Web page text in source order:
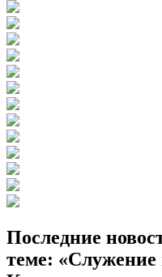
Последние
теме: «Служение